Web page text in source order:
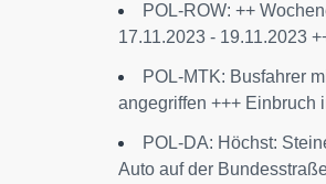
POL-ROW: ++
17.11.2023 - 19.11.2023
POL-MTK: Busfahrer
angegriffen +++ Einbruch
POL-DA: Höchst:
Auto auf der